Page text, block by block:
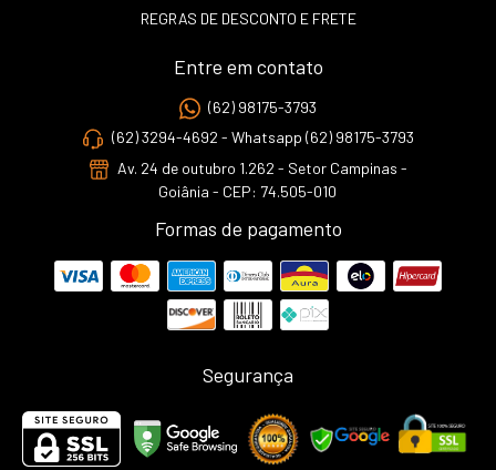
REGRAS DE DESCONTO E FRETE
Entre em contato
(62) 98175-3793
(62) 3294-4692 - Whatsapp (62) 98175-3793
Av. 24 de outubro 1.262 - Setor Campinas -
Goiânia - CEP: 74.505-010
Formas de pagamento
Segurança